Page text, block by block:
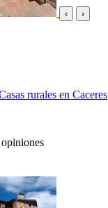
‹ ›
rurales en Caceres